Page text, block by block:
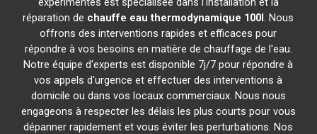
réparation de chauffe eau thermodynamique 100l. Nous
offrons des interventions rapides et efficaces pour
répondre à vos besoins en matière de chauffage de l'eau.
Notre équipe d'experts est disponible 7j/7 pour répondre à
vos appels d'urgence et effectuer des interventions à
domicile ou dans vos locaux commerciaux. Nous nous
engageons à respecter les délais les plus courts pour vous
dépanner rapidement et vous éviter les perturbations. Nos